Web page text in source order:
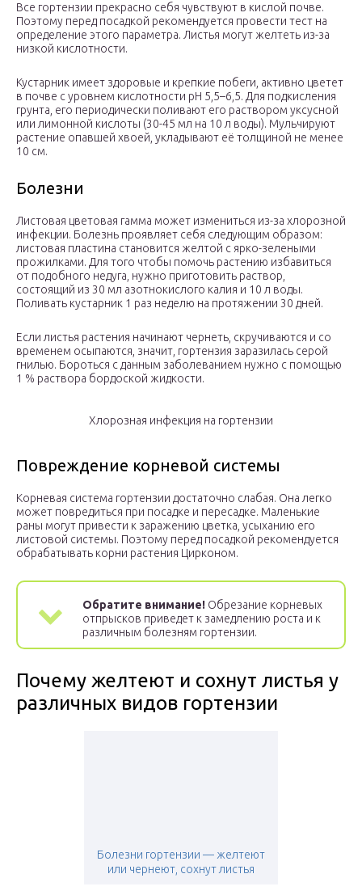
Все гортензии прекрасно себя чувствуют в кислой почве.
Поэтому перед посадкой рекомендуется провести тест на
определение этого параметра. Листья могут желтеть из-за
низкой кислотности.
Кустарник имеет здоровые и крепкие побеги, активно цветет
в почве с уровнем кислотности pH 5,5–6,5. Для подкисления
грунта, его периодически поливают его раствором уксусной
или лимонной кислоты (30-45 мл на 10 л воды). Мульчируют
растение опавшей хвоей, укладывают её толщиной не менее
10 см.
Болезни
Листовая цветовая гамма может измениться из-за хлорозной
инфекции. Болезнь проявляет себя следующим образом:
листовая пластина становится желтой с ярко-зелеными
прожилками. Для того чтобы помочь растению избавиться
от подобного недуга, нужно приготовить раствор,
состоящий из 30 мл азотнокислого калия и 10 л воды.
Поливать кустарник 1 раз неделю на протяжении 30 дней.
Если листья растения начинают чернеть, скручиваются и со
временем осыпаются, значит, гортензия заразилась серой
гнилью. Бороться с данным заболеванием нужно с помощью
1 % раствора бордоской жидкости.
Хлорозная инфекция на гортензии
Повреждение корневой системы
Корневая система гортензии достаточно слабая. Она легко
может повредиться при посадке и пересадке. Маленькие
раны могут привести к заражению цветка, усыханию его
листовой системы. Поэтому перед посадкой рекомендуется
обрабатывать корни растения Цирконом.
Обратите внимание! Обрезание корневых
отпрысков приведет к замедлению роста и к
различным болезням гортензии.
Почему желтеют и сохнут листья у
различных видов гортензии
Болезни гортензии — желтеют
или чернеют, сохнут листья